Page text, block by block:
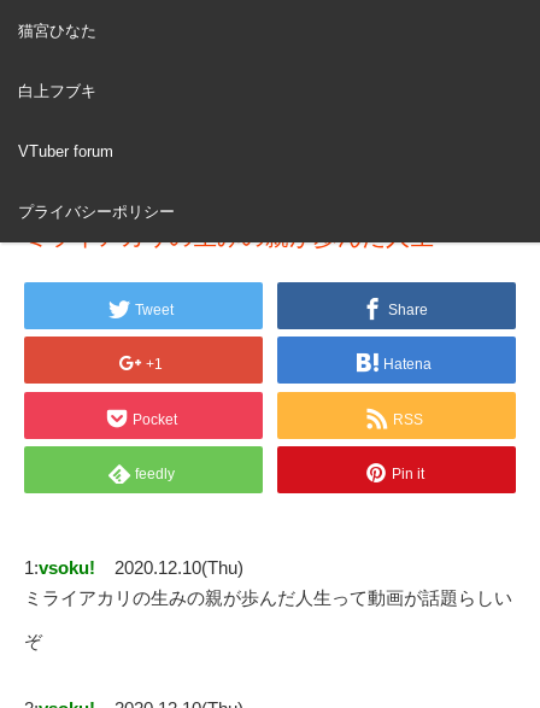
猫宮ひなた
白上フブキ
VTuber forum
プライバシーポリシー
ミライアカリの生みの親が歩んだ人生
Tweet Share
+1 Hatena
Pocket RSS
feedly Pin it
1:vsoku!
2020.12.10(Thu)
ミライアカリの生みの親が歩んだ人生って動画が話題らしい
ぞ